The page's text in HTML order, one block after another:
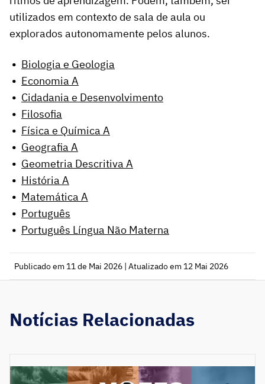
utilizados em contexto de sala de aula ou
explorados autonomamente pelos alunos.
Biologia e Geologia
Economia A
Cidadania e Desenvolvimento
Filosofia
Física e Química A
Geografia A
Geometria Descritiva A
História A
Matemática A
Português
Português Língua Não Materna
Publicado em 11 de Mai 2026 | Atualizado em 12 Mai 2026
Notícias Relacionadas